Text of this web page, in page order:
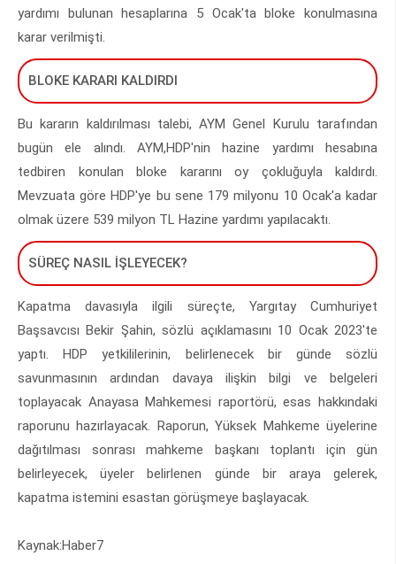
yardımı bulunan hesaplarına 5 Ocak'ta bloke konulmasına
karar verilmişti.
BLOKE KARARI KALDIRDI
Bu kararın kaldırılması talebi, AYM Genel Kurulu tarafından
bugün ele alındı. AYM,HDP'nin hazine yardımı hesabına
tedbiren konulan bloke kararını oy çokluğuyla kaldırdı.
Mevzuata göre HDP'ye bu sene 179 milyonu 10 Ocak'a kadar
olmak üzere 539 milyon TL Hazine yardımı yapılacaktı.
SÜREÇ NASIL İŞLEYECEK?
Kapatma davasıyla ilgili süreçte, Yargıtay Cumhuriyet
Başsavcısı Bekir Şahin, sözlü açıklamasını 10 Ocak 2023'te
yaptı. HDP yetkililerinin, belirlenecek bir günde sözlü
savunmasının ardından davaya ilişkin bilgi ve belgeleri
toplayacak Anayasa Mahkemesi raportörü, esas hakkındaki
raporunu hazırlayacak. Raporun, Yüksek Mahkeme üyelerine
dağıtılması sonrası mahkeme başkanı toplantı için gün
belirleyecek, üyeler belirlenen günde bir araya gelerek,
kapatma istemini esastan görüşmeye başlayacak.
Kaynak:Haber7